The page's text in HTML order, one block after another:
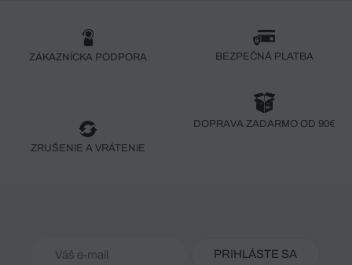
ZÁKAZNÍCKA PODPORA BEZPEČNÁ PLATBA
ZRUŠENIE A VRÁTENIE
DOPRAVA ZADARMO OD 90€
PRIHLÁSTE SA